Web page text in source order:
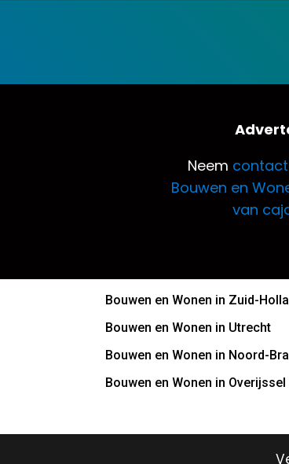
Neem contact
Bouwen en
van
Bouwen en Wonen in Zuid-
Bouwen en Wonen in Utrecht
Bouwen en Wonen in Noord-
Bouwen en Wonen in Overijssel